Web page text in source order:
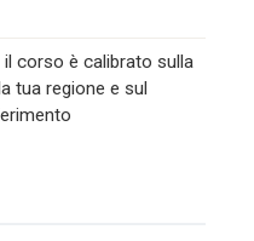
corso è calibrato sulla
tua regione e sul